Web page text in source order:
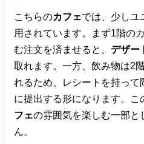
こちらのカフェでは、少しユ
用されています。まず1階の
む注文を済ませると、 デザー
取れます。一方、飲み物は2
れるため、レシートを持って
に提出する形になります。こ
フェの雰囲気を楽しむ一部と
ん。